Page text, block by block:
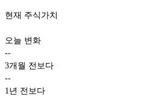
현재 주식가치
오늘 변화
--
3개월 전보다
--
1년 전보다